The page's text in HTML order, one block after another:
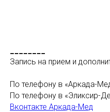
Запись на прием и
По телефону в «Аркада-
По телефону в «Эликсир-
Вконтакте Аркада-Мед